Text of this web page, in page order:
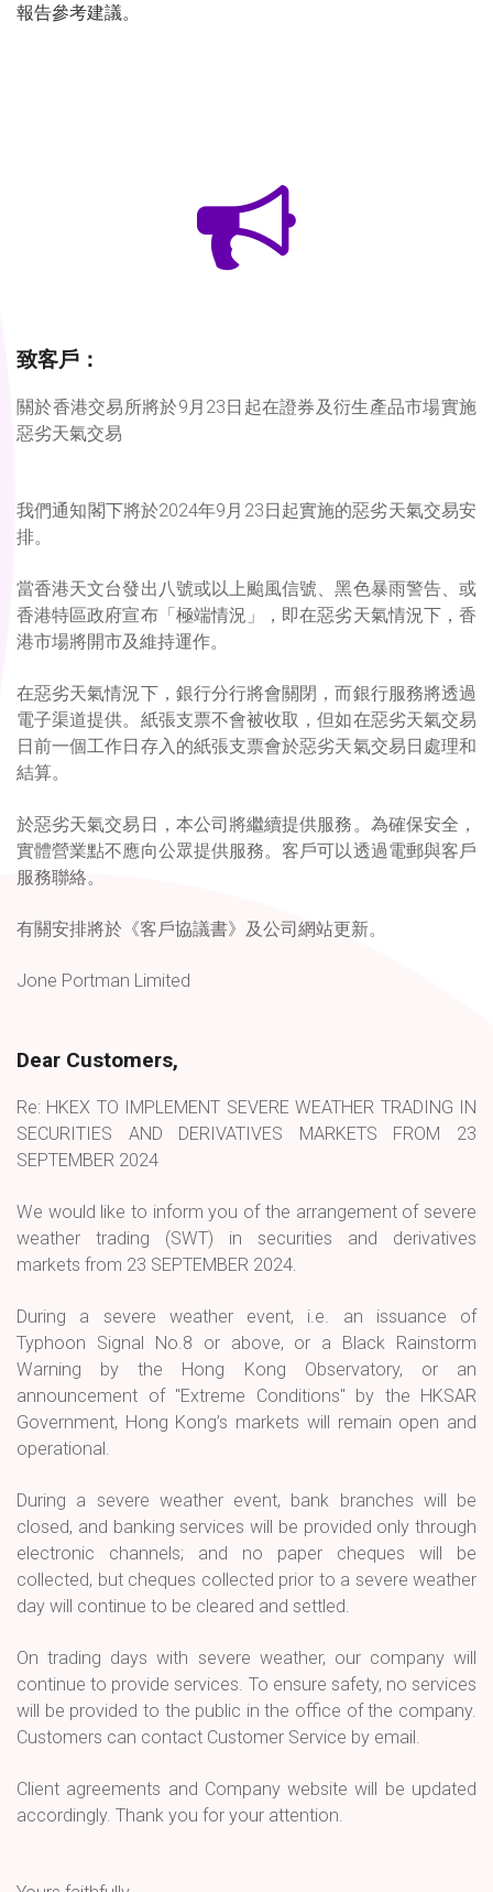
報告參考建議。
致客戶：
關於香港交易所將於9月23日起在證券及衍生產品市場實施
惡劣天氣交易
我們通知閣下將於2024年9月23日起實施的惡劣天氣交易安
排。
當香港天文台發出八號或以上颱風信號、黑色暴雨警告、或
香港特區政府宣布「極端情況」，即在惡劣天氣情況下，香
港市場將開市及維持運作。
在惡劣天氣情況下，銀行分行將會關閉，而銀行服務將透過
電子渠道提供。紙張支票不會被收取，但如在惡劣天氣交易
日前一個工作日存入的紙張支票會於惡劣天氣交易日處理和
結算。
於惡劣天氣交易日，本公司將繼續提供服務。為確保安全，
實體營業點不應向公眾提供服務。客戶可以透過電郵與客戶
服務聯絡。
有關安排將於《客戶協議書》及公司網站更新。
Jone Portman Limited
Dear Customers,
Re: HKEX TO IMPLEMENT SEVERE WEATHER TRADING IN
SECURITIES AND DERIVATIVES MARKETS FROM 23
SEPTEMBER 2024
We would like to inform you of the arrangement of severe
weather trading (SWT) in securities and derivatives
markets from 23 SEPTEMBER 2024.
During a severe weather event, i.e. an issuance of
Typhoon Signal No.8 or above, or a Black Rainstorm
Warning by the Hong Kong Observatory, or an
announcement of "Extreme Conditions" by the HKSAR
Government, Hong Kong’s markets will remain open and
operational.
During a severe weather event, bank branches will be
closed, and banking services will be provided only through
electronic channels; and no paper cheques will be
collected, but cheques collected prior to a severe weather
day will continue to be cleared and settled.
On trading days with severe weather, our company will
continue to provide services. To ensure safety, no services
will be provided to the public in the office of the company.
Customers can contact Customer Service by email.
Client agreements and Company website will be updated
accordingly. Thank you for your attention.